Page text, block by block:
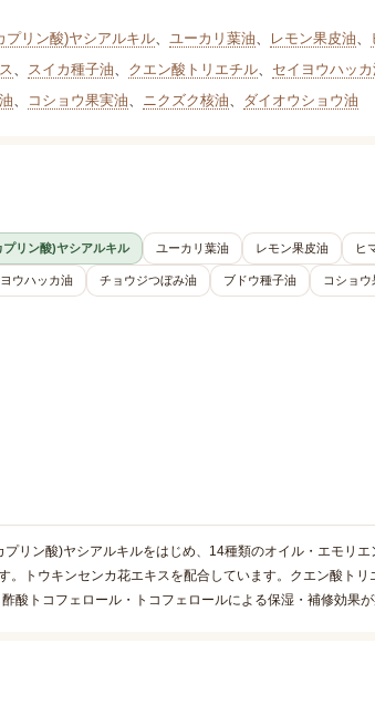
プリン酸)ヤシアルキル、 ユーカリ葉油、 レモン果皮油、
、 スイカ種子油、 クエン酸トリエチル、 セイヨウハッカ
、 コショウ果実油、 ニクズク核油、 ダイオウショウ油
リン酸)ヤシアルキル ユーカリ葉油 レモン果皮油 ヒ
ウハッカ油 チョウジつぼみ油 ブドウ種子油 コショウ
リン酸)ヤシアルキルをはじめ、14種類のオイル・エモリ
。トウキンセンカ花エキスを配合しています。クエン酸ト
酸トコフェロール・トコフェロールによる保湿・補修効果が